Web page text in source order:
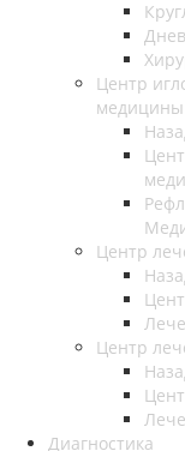
Центр
медицины
Центр
Центр
Диагностика